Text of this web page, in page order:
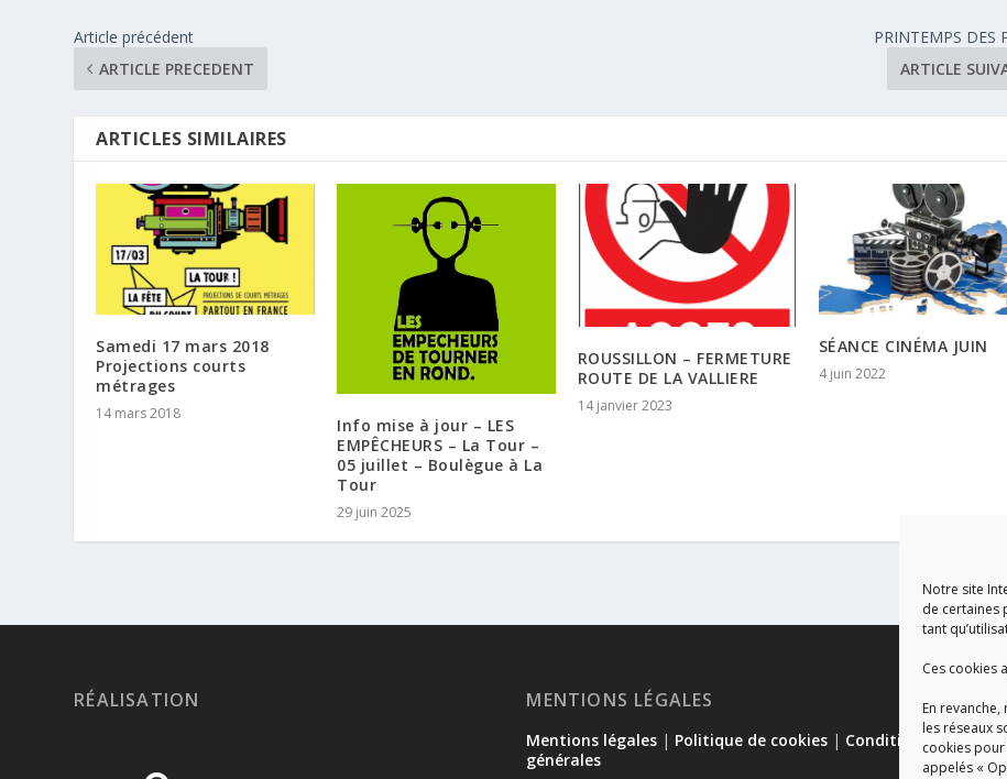
Notre site
de certaines
tant
Ces cookies
En
les réseaux
cookies
appelés «
Article précédent
ARTICLE PRECEDENT
PRINTEMPS DES
ARTICLE
ARTICLES SIMILAIRES
Samedi 17 mars 2018
Projections courts
métrages
14 mars 2018
Info mise à jour – LES
EMPÊCHEURS – La Tour –
05 juillet – Boulègue à La
Tour
29 juin 2025
ROUSSILLON – FERMETURE
ROUTE DE LA VALLIERE
14 janvier 2023
SÉANCE CINÉMA JUIN
4 juin 2022
RÉALISATION MENTIONS LÉGALES
Mentions légales | Politique de cookies | Conditions
générales